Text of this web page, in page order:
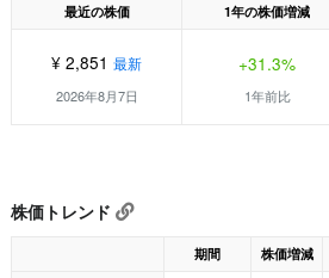
最近の株価 1年の株価増減
¥ 2,851 最新
2026年8月7日
+31.3%
1年前比
株価トレンド
期間 株価増減